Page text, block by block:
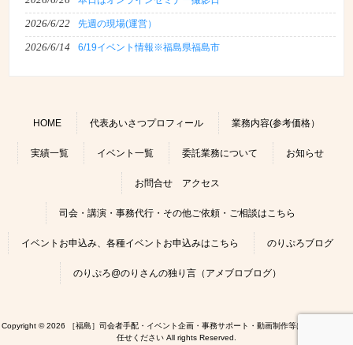
2026/6/22 先週の現場(運営）
2026/6/14 6/19イベント情報※福島県福島市
HOME 代表あいさつプロフィール 業務内容(参考価格）
実績一覧 イベント一覧 委託業務について お知らせ
お問合せ アクセス
司会・講演・事務代行・その他ご依頼・ご相談はこちら
イベントお申込み、各種イベントお申込みはこちら のりぷろブログ
のりぷろ@のりさんの独り言（アメブロブログ）
Copyright © 2026 ［福島］司会者手配・イベント企画・事務サポート・動画制作等はのりぷろにお
任せください All rights Reserved.